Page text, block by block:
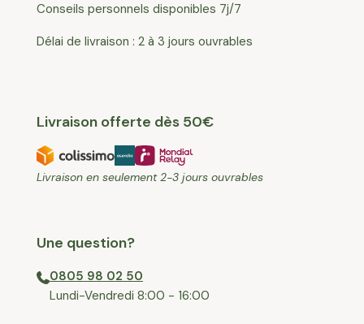
Conseils personnels disponibles 7j/7
Délai de livraison : 2 à 3 jours ouvrables
Livraison offerte dès 50€
Livraison en seulement 2-3 jours ouvrables
Une question?
0805 98 02 50
⁠Lundi-Vendredi 8:00 - 16:00